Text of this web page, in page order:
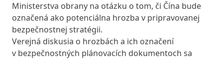
Ministerstva obrany na otázku o tom, či Čína bude
označená ako potenciálna hrozba v pripravovanej
bezpečnostnej stratégii.
Verejná diskusia o hrozbách a ich označení
v bezpečnostných plánovacích dokumentoch sa